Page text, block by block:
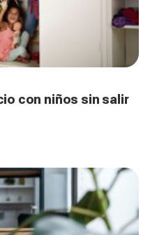
con niños sin salir